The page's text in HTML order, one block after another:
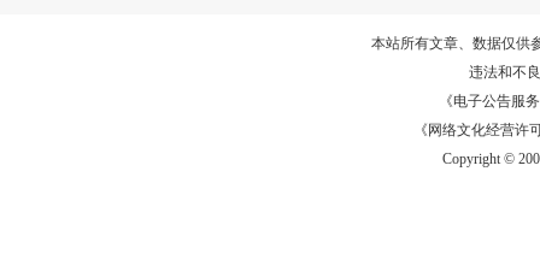
本站所有文章、数据仅供
违法和不
《电子公告服务
《网络文化经营许
Copyright ©